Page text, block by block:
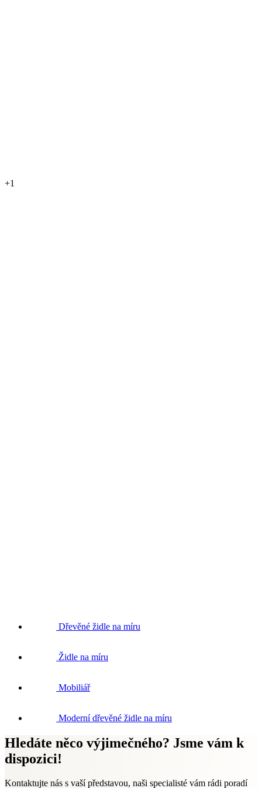
+1
Dřevěné židle na míru
Židle na míru
Mobiliář
Moderní dřevěné židle na míru
Hledáte něco výjimečného? Jsme vám k
dispozici!
Kontaktujte nás s vaší představou, naši specialisté vám rádi poradí